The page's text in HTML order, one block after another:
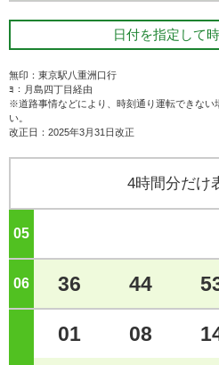
日付を指定して
無印：東京駅八重洲口行
ﾖ：月島四丁目経由
※道路事情などにより、時刻通り運転できない
い。
改正日：2025年3月31日改正
4時間分だけ
05
06 36 44
01 08